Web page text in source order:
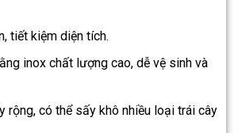
tiết kiệm diện tích.
inox chất lượng cao, dễ vệ sinh và
rộng, có thể sấy khô nhiều loại trái cây